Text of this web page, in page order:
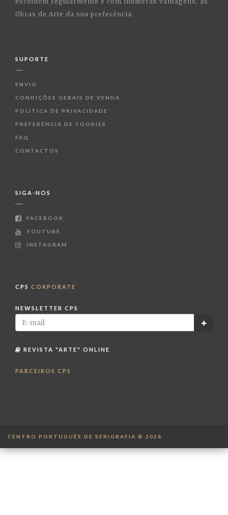
Obras de Arte da sua preferência.
SUPORTE
ENVIO
CONDIÇÕES GERAIS DE VENDA
POLÍTICA DE PRIVACIDADE
PREFERÊNCIA DE COOKIES
FAQ
CONTACTOS
SIGA-NOS
FACEBOOK
YOUTUBE
INSTAGRAM
CPS CORPORATE
NEWSLETTER CPS
REVISTA "ARTE" ONLINE
PARCEIROS CPS
CENTRO PORTUGUÊS DE SERIGRAFIA © 2026